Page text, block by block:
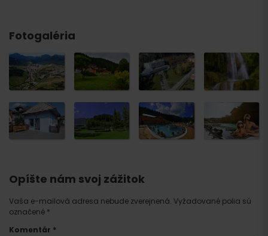
Fotogaléria
Opíšte nám svoj zážitok
Vaša e-mailová adresa nebude zverejnená. Vyžadované polia sú
označené *
Komentár *